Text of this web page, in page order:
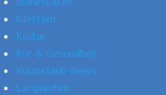
Klettern
Kultur
Kur & Gesundheit
Kurzurlaub-News
Langlaufen